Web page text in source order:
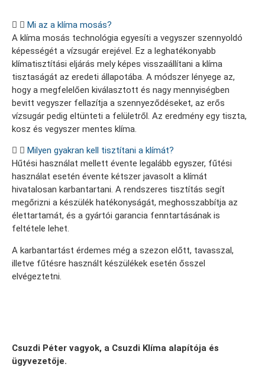
Mi az a klíma mosás?
A klíma mosás technológia egyesíti a vegyszer szennyoldó
képességét a vízsugár erejével. Ez a leghatékonyabb
klímatisztítási eljárás mely képes visszaállítani a klíma
tisztaságát az eredeti állapotába. A módszer lényege az,
hogy a megfelelően kiválasztott és nagy mennyiségben
bevitt vegyszer fellazítja a szennyeződéseket, az erős
vízsugár pedig eltünteti a felületről. Az eredmény egy tiszta,
kosz és vegyszer mentes klíma.
Milyen gyakran kell tisztítani a klímát?
Hűtési használat mellett évente legalább egyszer, fűtési
használat esetén évente kétszer javasolt a klímát
hivatalosan karbantartani. A rendszeres tisztítás segít
megőrizni a készülék hatékonyságát, meghosszabbítja az
élettartamát, és a gyártói garancia fenntartásának is
feltétele lehet.
A karbantartást érdemes még a szezon előtt, tavasszal,
illetve fűtésre használt készülékek esetén ősszel
elvégeztetni.
Csuzdi Péter vagyok, a Csuzdi Klíma alapítója és
ügyvezetője.